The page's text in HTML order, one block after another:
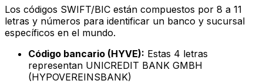
Los códigos SWIFT/BIC están compuestos por 8 a 11
letras y números para identificar un banco y sucursal
específicos en el mundo.
Código bancario (HYVE): Estas 4 letras
representan UNICREDIT BANK GMBH
(HYPOVEREINSBANK)